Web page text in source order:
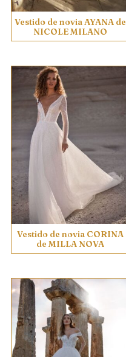
Vestido de novia AYANA de
NICOLE MILANO
Vestido de novia CORINA
de MILLA NOVA